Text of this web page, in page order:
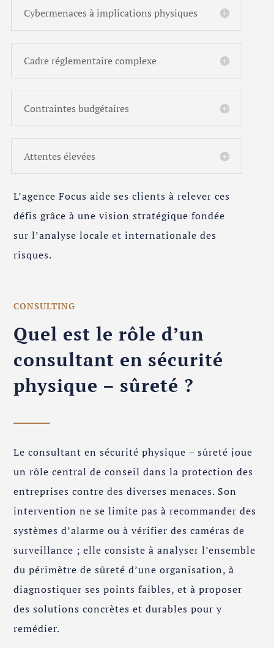
Cybermenaces à implications physiques
Cadre réglementaire complexe
Contraintes budgétaires
Attentes élevées
L’agence Focus aide ses clients à relever ces
défis grâce à une vision stratégique fondée
sur l’analyse locale et internationale des
risques.
CONSULTING
Quel est le rôle d’un
consultant en sécurité
physique – sûreté ?
Le consultant en sécurité physique – sûreté joue
un rôle central de conseil dans la protection des
entreprises contre des diverses menaces. Son
intervention ne se limite pas à recommander des
systèmes d’alarme ou à vérifier des caméras de
surveillance ; elle consiste à analyser l’ensemble
du périmètre de sûreté d’une organisation, à
diagnostiquer ses points faibles, et à proposer
des solutions concrètes et durables pour y
remédier.